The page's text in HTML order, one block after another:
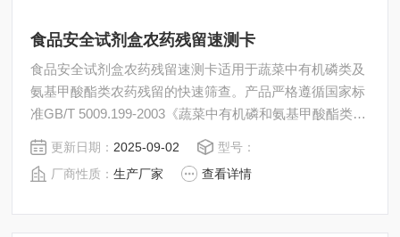
食品安全试剂盒农药残留速测卡
食品安全试剂盒农药残留速测卡适用于蔬菜中有机磷类及
氨基甲酸酯类农药残留的快速筛查。产品严格遵循国家标
准GB/T 5009.199-2003《蔬菜中有机磷和氨基甲酸酯类农
药残留量的快速检测》、农业部标准NY/T 448-2001及国
家市场监督管理总局快速检测方法KJ 201710《蔬菜中、
丙溴磷、灭多威、残留的快速检测》的相关规定。
更新日期： 2025-09-02
型号：
厂商性质：生产厂家 查看详情